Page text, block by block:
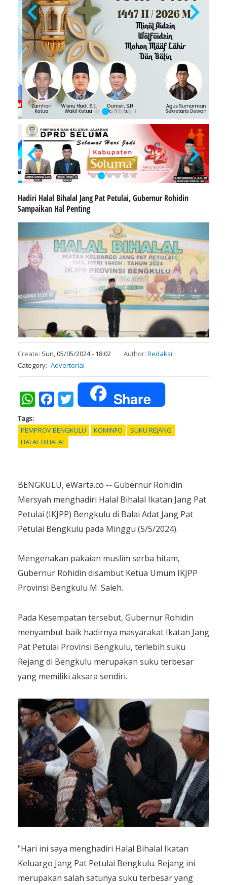
Hadiri Halal Bihalal Jang Pat Petulai, Gubernur Rohidin
Sampaikan Hal Penting
Create: Sun, 05/05/2024 - 18:02 Author: Redaksi
Category Advertorial
WhatsAppFacebookTwitter Share
Tags
PEMPROV BENGKULU
KOMINFO
SUKU REJANG
HALAL BIHALAL
BENGKULU, eWarta.co -- Gubernur Rohidin
Mersyah menghadiri Halal Bihalal Ikatan Jang Pat
Petulai (IKJPP) Bengkulu di Balai Adat Jang Pat
Petulai Bengkulu pada Minggu (5/5/2024).
Mengenakan pakaian muslim serba hitam,
Gubernur Rohidin disambut Ketua Umum IKJPP
Provinsi Bengkulu M. Saleh.
Pada Kesempatan tersebut, Gubernur Rohidin
menyambut baik hadirnya masyarakat Ikatan Jang
Pat Petulai Provinsi Bengkulu, terlebih suku
Rejang di Bengkulu merupakan suku terbesar
yang memiliki aksara sendiri.
"Hari ini saya menghadiri Halal Bihalal Ikatan
Keluargo Jang Pat Petulai Bengkulu. Rejang ini
merupakan salah satunya suku terbesar yang